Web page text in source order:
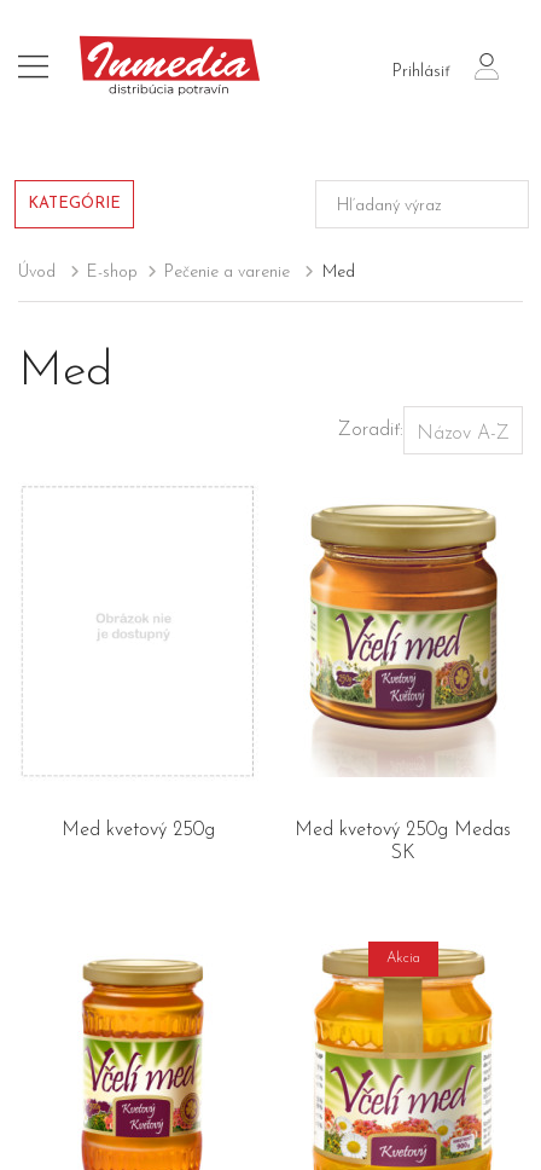
Prihlásiť
login
KATEGÓRIE
Úvod E-shop Pečenie a varenie Med
Med
Zoradiť:
Med kvetový 250g
Med kvetový 250g Medas
SK
Akcia